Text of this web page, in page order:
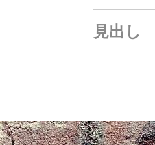
見出し